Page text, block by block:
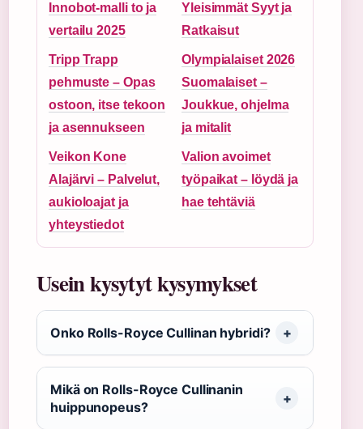
Innobot-malli to ja
vertailu 2025
Yleisimmät Syyt ja
Ratkaisut
Tripp Trapp
pehmuste – Opas
ostoon, itse tekoon
ja asennukseen
Olympialaiset 2026
Suomalaiset –
Joukkue, ohjelma
ja mitalit
Veikon Kone
Alajärvi – Palvelut,
aukioloajat ja
yhteystiedot
Valion avoimet
työpaikat – löydä ja
hae tehtäviä
Usein kysytyt kysymykset
Onko Rolls-Royce Cullinan hybridi?
Mikä on Rolls-Royce Cullinanin
huippunopeus?